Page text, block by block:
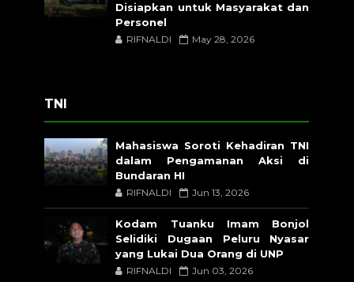
Disiapkan untuk Masyarakat dan
Personel
RIFNALDI May 28, 2026
TNI
Mahasiswa Soroti Kehadiran TNI
dalam Pengamanan Aksi di
Bundaran HI
RIFNALDI Jun 13, 2026
Kodam Tuanku Imam Bonjol
Selidiki Dugaan Peluru Nyasar
yang Lukai Dua Orang di UNP
RIFNALDI Jun 03, 2026